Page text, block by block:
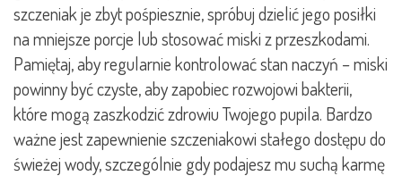
szczeniak je zbyt pośpiesznie, spróbuj dzielić jego posiłki
na mniejsze porcje lub stosować miski z przeszkodami.
Pamiętaj, aby regularnie kontrolować stan naczyń – miski
powinny być czyste, aby zapobiec rozwojowi bakterii,
które mogą zaszkodzić zdrowiu Twojego pupila. Bardzo
ważne jest zapewnienie szczeniakowi stałego dostępu do
świeżej wody, szczególnie gdy podajesz mu suchą karmę